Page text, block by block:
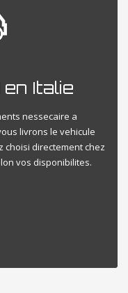
en Italie
nessecaire a
livrons le vehicule
choisi directement chez
vos disponibilites.